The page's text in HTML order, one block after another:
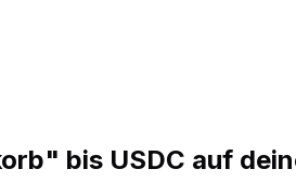
bis USDC auf